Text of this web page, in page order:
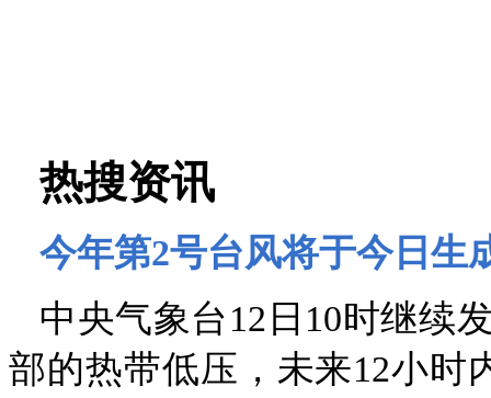
热搜资讯
今年第2号台风将于今日生
中央气象台12日10时继续
部的热带低压，未来12小时